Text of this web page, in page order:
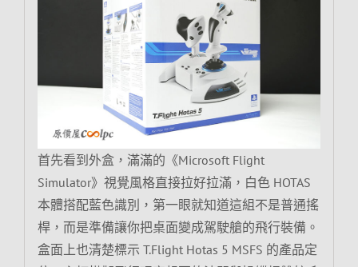
首先看到外盒，滿滿的《Microsoft Flight
Simulator》視覺風格直接拉好拉滿，白色 HOTAS
本體搭配藍色識別，第一眼就知道這組不是普通搖
桿，而是準備讓你把桌面變成駕駛艙的飛行裝備。
盒面上也清楚標示 T.Flight Hotas 5 MSFS 的產品定